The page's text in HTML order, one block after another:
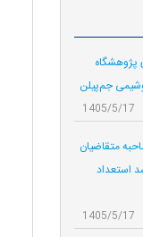
پژوهشگاه
جم‌پیلن
1405/5/17
متقاضيان
استعداد
1405/5/17